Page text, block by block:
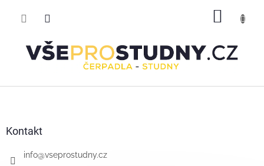
Kontakt
info@vseprostudny.cz